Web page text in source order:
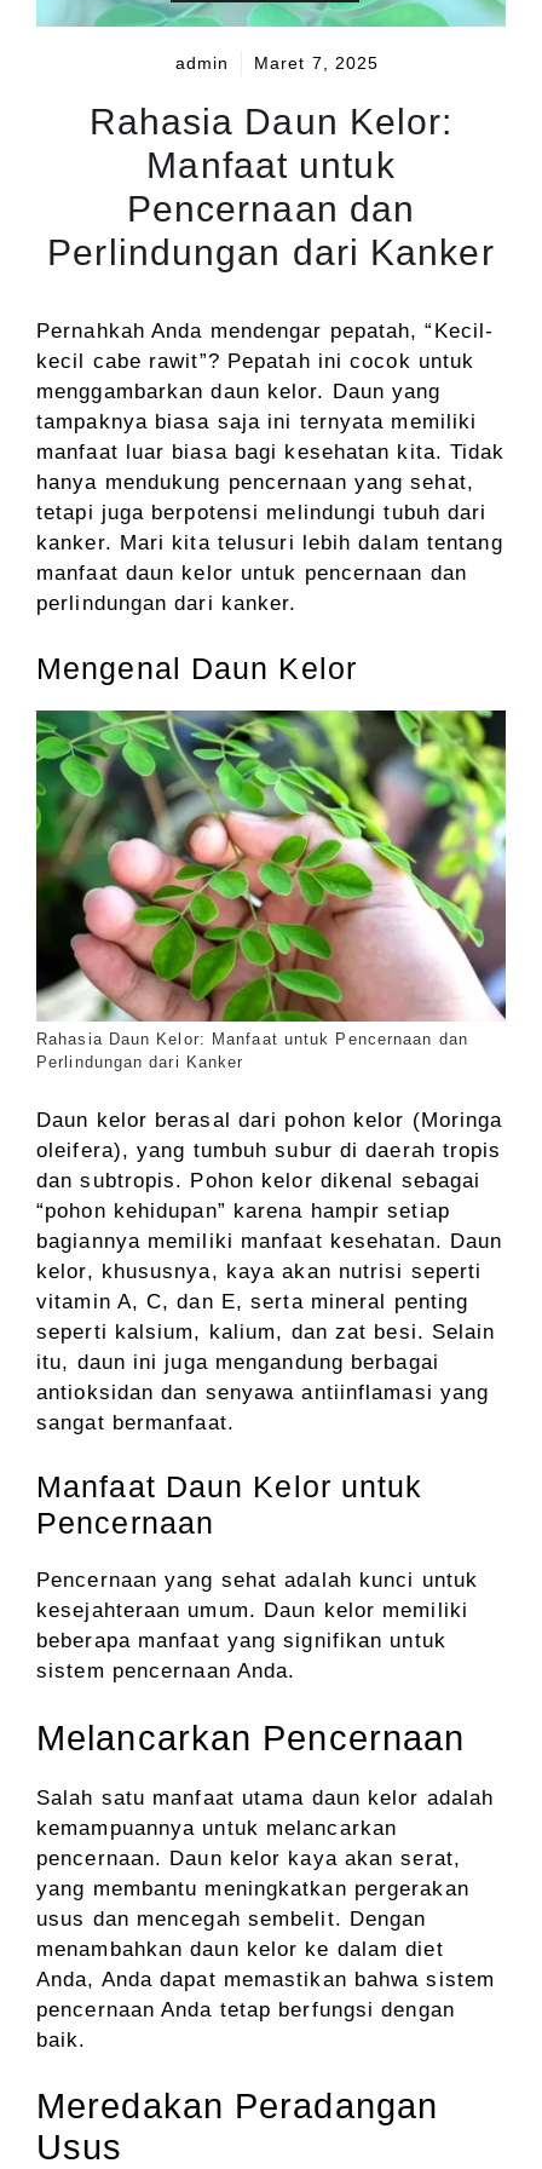
admin Maret 7, 2025
Rahasia Daun Kelor:
Manfaat untuk
Pencernaan dan
Perlindungan dari Kanker
Pernahkah Anda mendengar pepatah, “Kecil-
kecil cabe rawit”? Pepatah ini cocok untuk
menggambarkan daun kelor. Daun yang
tampaknya biasa saja ini ternyata memiliki
manfaat luar biasa bagi kesehatan kita. Tidak
hanya mendukung pencernaan yang sehat,
tetapi juga berpotensi melindungi tubuh dari
kanker. Mari kita telusuri lebih dalam tentang
manfaat daun kelor untuk pencernaan dan
perlindungan dari kanker.
Mengenal Daun Kelor
Rahasia Daun Kelor: Manfaat untuk Pencernaan dan
Perlindungan dari Kanker
Daun kelor berasal dari pohon kelor (Moringa
oleifera), yang tumbuh subur di daerah tropis
dan subtropis. Pohon kelor dikenal sebagai
“pohon kehidupan” karena hampir setiap
bagiannya memiliki manfaat kesehatan. Daun
kelor, khususnya, kaya akan nutrisi seperti
vitamin A, C, dan E, serta mineral penting
seperti kalsium, kalium, dan zat besi. Selain
itu, daun ini juga mengandung berbagai
antioksidan dan senyawa antiinflamasi yang
sangat bermanfaat.
Manfaat Daun Kelor untuk
Pencernaan
Pencernaan yang sehat adalah kunci untuk
kesejahteraan umum. Daun kelor memiliki
beberapa manfaat yang signifikan untuk
sistem pencernaan Anda.
Melancarkan Pencernaan
Salah satu manfaat utama daun kelor adalah
kemampuannya untuk melancarkan
pencernaan. Daun kelor kaya akan serat,
yang membantu meningkatkan pergerakan
usus dan mencegah sembelit. Dengan
menambahkan daun kelor ke dalam diet
Anda, Anda dapat memastikan bahwa sistem
pencernaan Anda tetap berfungsi dengan
baik.
Meredakan Peradangan
Usus